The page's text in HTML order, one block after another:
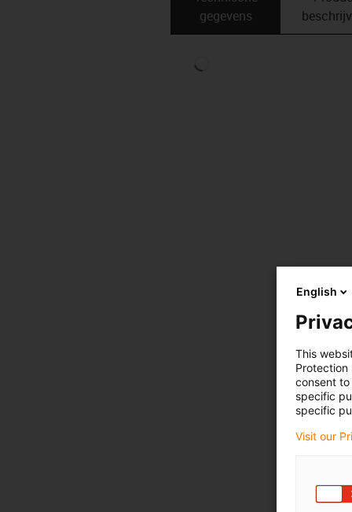
gegevens
English
This
Protection
consent
specific
specific
Visit our